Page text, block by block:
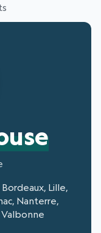
Lille,
Nanterre,
Valbonne